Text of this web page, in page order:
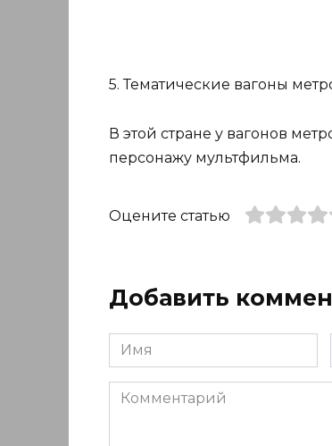
5. Тематические вагоны
В этой стране у вагонов
персонажу мультфильма.
Оцените статью
Добавить
Имя
*
Комментарий